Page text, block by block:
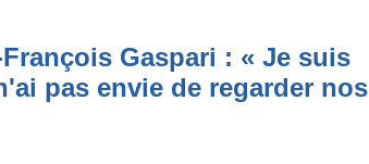
Gaspari : « Je suis
pas envie de regarder nos